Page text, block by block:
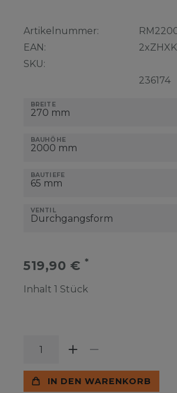
Artikelnummer:
EAN:
SKU:
236174
BREITE
BAUHÖHE
BAUTIEFE
VENTIL
519,90 € *
Inhalt 1 Stück
IN DEN WARENKORB